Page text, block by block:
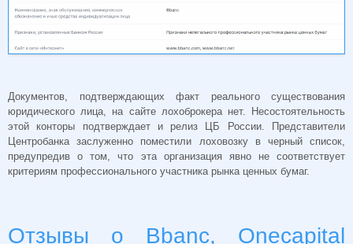
Документов, подтверждающих факт реального существования
юридического лица, на сайте лохоброкера нет. Несостоятельность
этой конторы подтверждает и релиз ЦБ России. Представители
Центробанка заслуженно поместили лоховозку в черный список,
предупредив о том, что эта организация явно не соответствует
критериям профессионального участника рынка ценных бумаг.
Отзывы о Bbanc, Onecapital